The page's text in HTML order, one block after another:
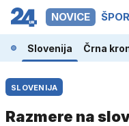
NOVICE
Slovenija Črna
SLOVENIJA
Razmere na